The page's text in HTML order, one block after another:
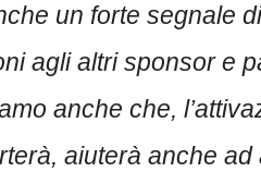
un forte segnale
agli altri sponsor e
anche che,
aiuterà anche